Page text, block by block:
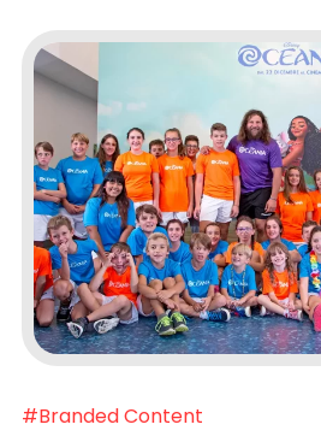
#Branded Content